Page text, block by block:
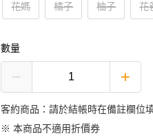
花媽 橘子 柚子 花
數量
客約商品：請於結帳時在備註欄位
※ 本商品不適用折價券